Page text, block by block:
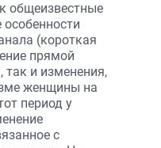
общеизвестные
(короткая
прямой
так и изменения,
женщины на
период у
с